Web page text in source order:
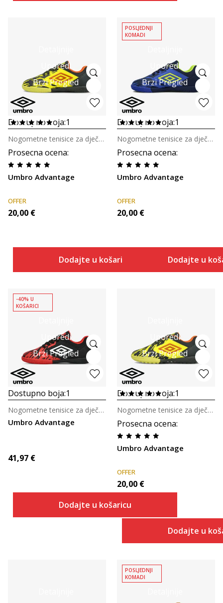
Uporedi
Brzi Pregled
Dostupno boja:1
Prosecna ocena:
Umbro Advantage
Nogometne tenisice za dječake
OFFER
20,00 €
Dodajte u košaricu
Uporedi
Brzi Pregled
POSLJEDNJI
KOMADI
Dostupno boja:1
Prosecna ocena:
Umbro Advantage
Nogometne tenisice za dječake
OFFER
20,00 €
Dodajte u
Uporedi
Brzi Pregled
-40% U
KOŠARICI
Dostupno boja:1
Umbro Advantage
Nogometne tenisice za dječake
41,97 €
Dodajte u košaricu
Uporedi
Brzi Pregled
Dostupno boja:1
Prosecna ocena:
Umbro Advantage
Nogometne tenisice za dječake
OFFER
20,00 €
Dodajte u
POSLJEDNJI
KOMADI